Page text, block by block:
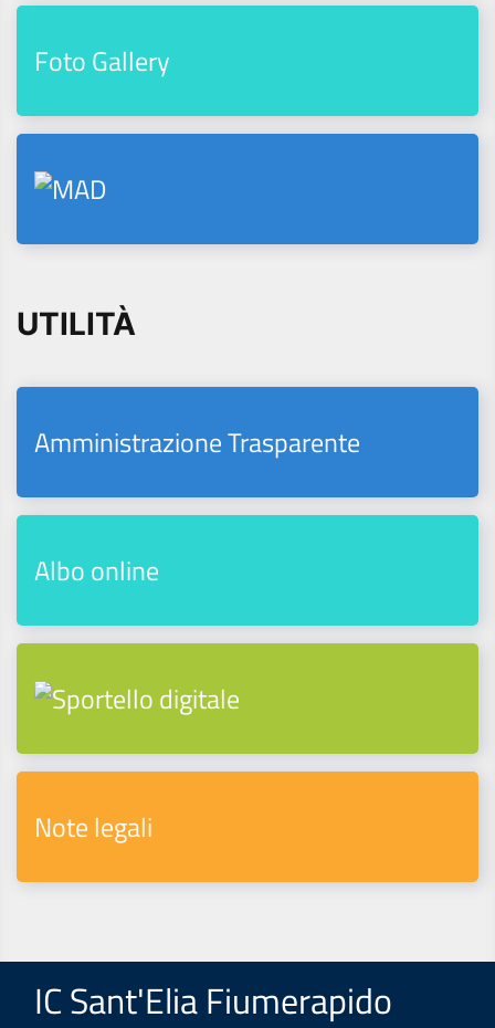
Foto Gallery
UTILITÀ
Amministrazione Trasparente
Albo online
Note legali
IC Sant'Elia Fiumerapido